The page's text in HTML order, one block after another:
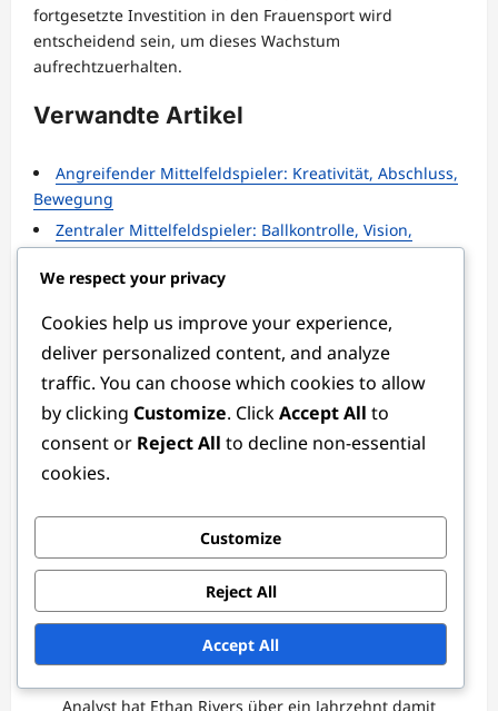
fortgesetzte Investition in den Frauensport wird
entscheidend sein, um dieses Wachstum
aufrechtzuerhalten.
Verwandte Artikel
Angreifender Mittelfeldspieler: Kreativität, Abschluss,
Bewegung
Zentraler Mittelfeldspieler: Ballkontrolle, Vision,
Torwartstatistiken: Leistungskennzahlen, Analyse,
Vergleiche
About the Author
Ethan Rivers
Author
Analyst hat Ethan Rivers über ein Jahrzehnt damit
We respect your privacy
Cookies help us improve your experience,
deliver personalized content, and analyze
traffic. You can choose which cookies to allow
by clicking Customize. ClickAccept All to
consent or Reject All to decline non-essential
cookies.
Customize
Reject All
Accept All